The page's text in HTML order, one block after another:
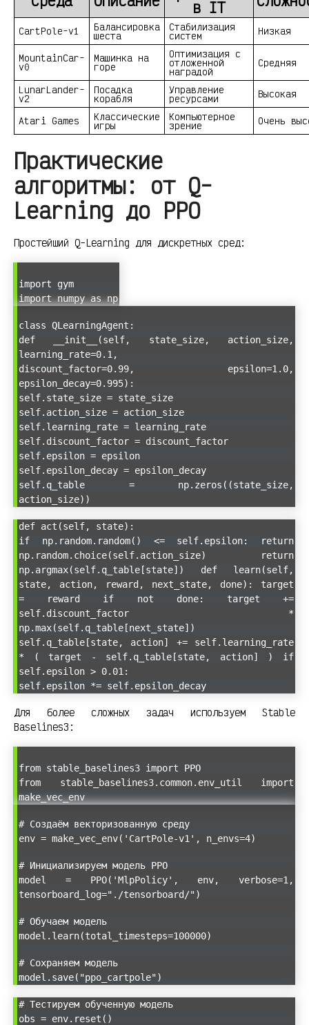
в IT
CartPole-v1 Балансировка
шеста
Стабилизация
систем Низкая
MountainCar-
v0
Машинка на
горе
Оптимизация с
отложенной
наградой
Средняя
LunarLander-
v2
Посадка
корабля
Управление
ресурсами Высокая
Atari Games Классические
игры
Компьютерное
зрение Очень
Практические
алгоритмы: от Q-
Learning до PPO
Простейший Q-Learning для дискретных сред:
import gym
import numpy as np
class QLearningAgent:
def __init__(self, state_size, action_size,
learning_rate=0.1,
discount_factor=0.99, epsilon=1.0,
epsilon_decay=0.995):
self.state_size = state_size
self.action_size = action_size
self.learning_rate = learning_rate
self.discount_factor = discount_factor
self.epsilon = epsilon
self.epsilon_decay = epsilon_decay
self.q_table = np.zeros((state_size,
action_size))
def act(self, state):
if np.random.random() <= self.epsilon: return
np.random.choice(self.action_size) return
np.argmax(self.q_table[state]) def learn(self,
state, action, reward, next_state, done): target
= reward if not done: target +=
self.discount_factor *
np.max(self.q_table[next_state])
self.q_table[state, action] += self.learning_rate
* ( target - self.q_table[state, action] ) if
self.epsilon > 0.01:
self.epsilon *= self.epsilon_decay
Для более сложных задач используем Stable
Baselines3:
from stable_baselines3 import PPO
from stable_baselines3.common.env_util import
make_vec_env
# Создаём векторизованную среду
env = make_vec_env('CartPole-v1', n_envs=4)
# Инициализируем модель PPO
model = PPO('MlpPolicy', env, verbose=1,
tensorboard_log="./tensorboard/")
# Обучаем модель
model.learn(total_timesteps=100000)
# Сохраняем модель
model.save("ppo_cartpole")
# Тестируем обученную модель
obs = env.reset()